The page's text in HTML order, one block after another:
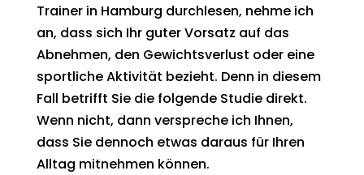
Trainer in Hamburg durchlesen, nehme ich
an, dass sich Ihr guter Vorsatz auf das
Abnehmen, den Gewichtsverlust oder eine
sportliche Aktivität bezieht. Denn in diesem
Fall betrifft Sie die folgende Studie direkt.
Wenn nicht, dann verspreche ich Ihnen,
dass Sie dennoch etwas daraus für Ihren
Alltag mitnehmen können.